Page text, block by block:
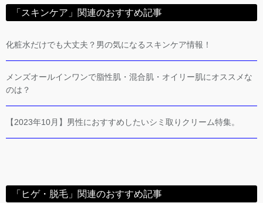
「スキンケア」関連のおすすめ記事
化粧水だけでも大丈夫？男の気になるスキンケア情報！
メンズオールインワンで脂性肌・混合肌・オイリー肌にオススメな
のは？
【2023年10月】男性におすすめしたいシミ取りクリーム特集。
「ヒゲ・脱毛」関連のおすすめ記事